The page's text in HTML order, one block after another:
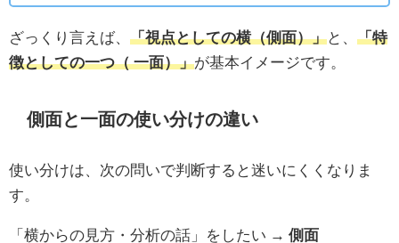
ざっくり言えば、 「視点としての横（側面）」と、 「特
徴としての一つ（ 一面）」が基本イメージです。
側面と一面の使い分けの違い
使い分けは、次の問いで判断すると迷いにくくなりま
す。
「横からの見方・分析の話」をしたい → 側面